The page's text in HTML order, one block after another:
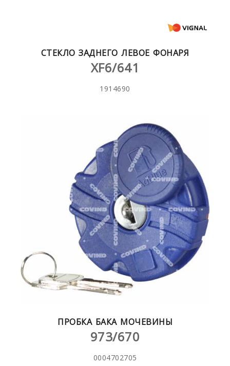
СТЕКЛО ЗАДНЕГО ЛЕВОЕ ФОНАРЯ
XF6/641
1914690
ПРОБКА БАКА МОЧЕВИНЫ
973/670
0004702705